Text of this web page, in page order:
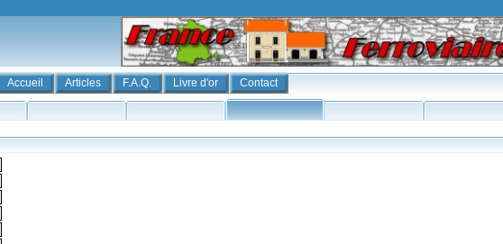
Accueil Articles F.A.Q. Livre d'or Contact